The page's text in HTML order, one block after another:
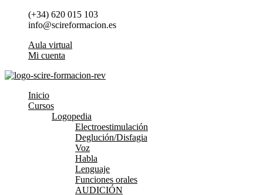
(+34) 620 015 103
info@scireformacion.es
Aula virtual
Mi cuenta
Inicio
Cursos
Logopedia
Electroestimulación
Deglución/Disfagia
Voz
Habla
Lenguaje
Funciones orales
AUDICIÓN